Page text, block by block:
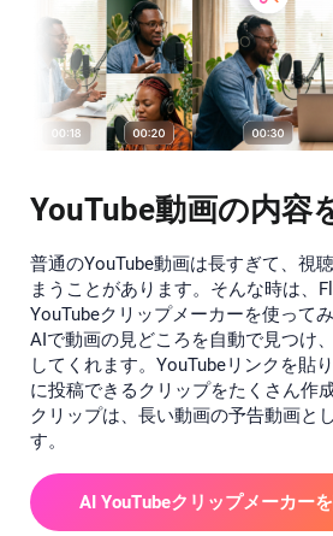
YouTube動画の内容
普通のYouTube動画は長すぎて、視
まうことがあります。そんな時は、
YouTubeクリップメーカーを使って
AIで動画の見どころを自動で見つけ
してくれます。YouTubeリンクを貼
に投稿できるクリップをたくさん作
クリップは、長い動画の予告動画と
す。
AI YouTubeクリップメーカー